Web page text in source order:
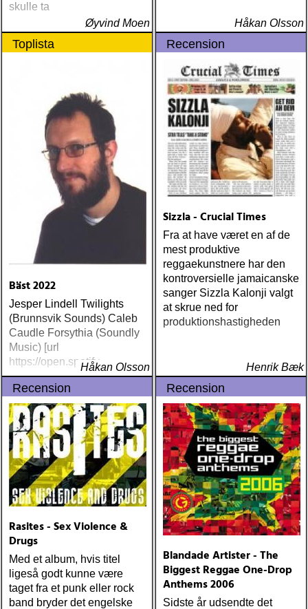
skulle ta
Øyvind Moen
Håkan Olsson
Toplista
Bäst 2022
Jesper Lindell Twilights
(Brunnsvik Sounds) Caleb
Caudle Forsythia (Soundly
Music) [url
https://open.spotifyHåkan Olsson
Recension
Sizzla - Crucial Times
Fra at have været en af de
mest produktive
reggaekunstnere har den
kontroversielle jamaicanske
sanger Sizzla Kalonji valgt
at skrue ned for
produktionshastigheden
Henrik Bæk
Recension
Rasites - Sex Violence &
Drugs
Med et album, hvis titel
ligeså godt kunne være
taget fra et punk eller rock
band bryder det engelske
Recension
Blandade Artister - The
Biggest Reggae One-Drop
Anthems 2006
Sidste år udsendte det